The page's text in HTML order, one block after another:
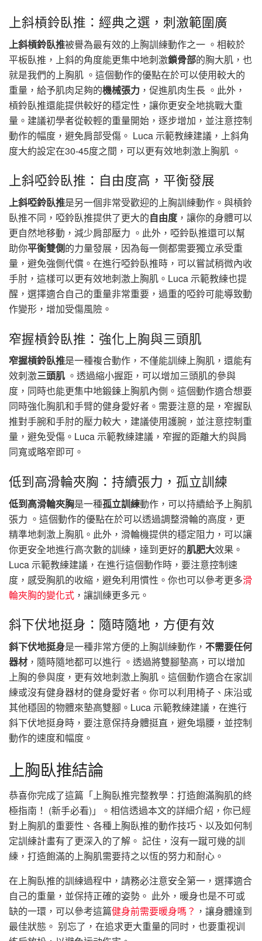
上斜槓鈴臥推：經典之選，刺激範圍廣
上斜槓鈴臥推被譽為最有效的上胸訓練動作之一 。相較於
平板臥推，上斜的角度能更集中地刺激鎖骨部的胸大肌，也
就是我們的上胸肌 。這個動作的優點在於可以使用較大的
重量，給予肌肉足夠的機械張力 ，促進肌肉生長 。此外，
槓鈴臥推還能提供較好的穩定性，讓你更安全地挑戰大重
量。建議初學者從較輕的重量開始，逐步增加，並注意控制
動作的幅度，避免肩部受傷。 Luca 示範教練建議，上斜角
度大約設定在30-45度之間，可以更有效地刺激上胸肌 。
上斜啞鈴臥推：自由度高，平衡發展
上斜啞鈴臥推是另一個非常受歡迎的上胸訓練動作。與槓鈴
臥推不同，啞鈴臥推提供了更大的自由度 ，讓你的身體可以
更自然地移動，減少肩部壓力 。此外，啞鈴臥推還可以幫
助你平衡雙側的力量發展，因為每一側都需要獨立承受重
量，避免強側代償。在進行啞鈴臥推時，可以嘗試稍微內收
手肘，這樣可以更有效地刺激上胸肌。Luca 示範教練也提
醒，選擇適合自己的重量非常重要，過重的啞鈴可能導致動
作變形，增加受傷風險。
窄握槓鈴臥推：強化上胸與三頭肌
窄握槓鈴臥推是一種複合動作，不僅能訓練上胸肌，還能有
效刺激三頭肌 。透過縮小握距，可以增加三頭肌的參與
度，同時也能更集中地鍛鍊上胸肌內側。這個動作適合想要
同時強化胸肌和手臂的健身愛好者。需要注意的是，窄握臥
推對手腕和手肘的壓力較大，建議使用護腕，並注意控制重
量，避免受傷。Luca 示範教練建議，窄握的距離大約與肩
同寬或略窄即可。
低到高滑輪夾胸：持續張力，孤立訓練
低到高滑輪夾胸是一種孤立訓練動作，可以持續給予上胸肌
張力 。這個動作的優點在於可以透過調整滑輪的高度，更
精準地刺激上胸肌。此外，滑輪機提供的穩定阻力，可以讓
你更安全地進行高次數的訓練，達到更好的肌肥大效果。
Luca 示範教練建議，在進行這個動作時，要注意控制速
度，感受胸肌的收縮，避免利用慣性。你也可以參考更多滑
輪夾胸的變化式 ，讓訓練更多元。
斜下伏地挺身：隨時隨地，方便有效
斜下伏地挺身是一種非常方便的上胸訓練動作， 不需要任何
器材 ，隨時隨地都可以進行 。透過將雙腳墊高，可以增加
上胸的參與度，更有效地刺激上胸肌。這個動作適合在家訓
練或沒有健身器材的健身愛好者。你可以利用椅子、床沿或
其他穩固的物體來墊高雙腳。Luca 示範教練建議，在進行
斜下伏地挺身時，要注意保持身體挺直，避免塌腰，並控制
動作的速度和幅度。
上胸臥推結論
恭喜你完成了這篇「上胸臥推完整教學：打造飽滿胸肌的終
極指南！ (新手必看)」。相信透過本文的詳細介紹，你已經
對上胸肌的重要性、各種上胸臥推的動作技巧、以及如何制
定訓練計畫有了更深入的了解。 記住，沒有一蹴可幾的訓
練，打造飽滿的上胸肌需要持之以恆的努力和耐心。
在上胸臥推的訓練過程中，請務必注意安全第一，選擇適合
自己的重量，並保持正確的姿勢。 此外，暖身也是不可或
缺的一環，可以參考這篇健身前需要暖身嗎？ ，讓身體達到
最佳狀態。 别忘了，在追求更大重量的同时，也要重视训